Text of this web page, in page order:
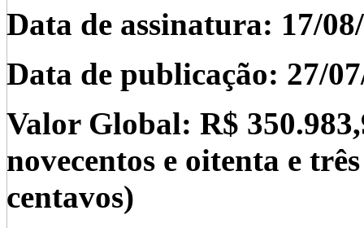
Data de assinatura: 17/
Data de publicação: 27/
Valor Global: R$
novecentos e oitenta e
centavos)